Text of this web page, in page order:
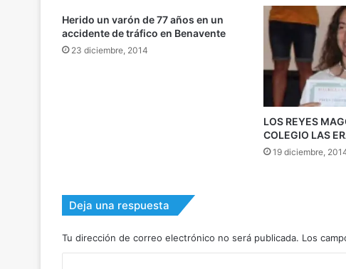
Herido un varón de 77 años en un
accidente de tráfico en Benavente
23 diciembre, 2014
LOS REYES
COLEGIO LAS
19 diciembre,
Deja una respuesta
Tu dirección de correo electrónico no será publicada. Los